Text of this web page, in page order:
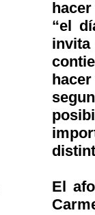
“el
invita
El